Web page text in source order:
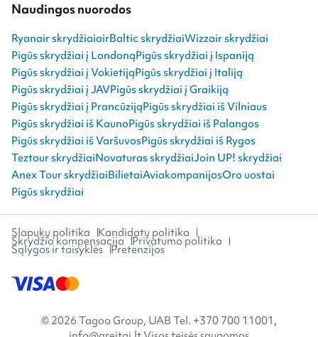
Naudingos nuorodos
Ryanair skrydžiaiairBaltic skrydžiaiWizzair skrydžiai
Pigūs skrydžiai į LondonąPigūs skrydžiai į Ispaniją
Pigūs skrydžiai į VokietijąPigūs skrydžiai į Italiją
Pigūs skrydžiai į JAVPigūs skrydžiai į Graikiją
Pigūs skrydžiai į PrancūzijąPigūs skrydžiai iš Vilniaus
Pigūs skrydžiai iš KaunoPigūs skrydžiai iš Palangos
Pigūs skrydžiai iš VaršuvosPigūs skrydžiai iš Rygos
Teztour skrydžiaiNovaturas skrydžiaiJoin UP! skrydžiai
Anex Tour skrydžiaiBilietaiAviakompanijosOro uostai
Pigūs skrydžiai
Slapukų politika Kandidatų politika
Skrydžio kompensacija Privatumo politika
Sąlygos ir taisyklės Pretenzijos
© 2026 Tagoo Group, UAB Tel. +370 700 11001,